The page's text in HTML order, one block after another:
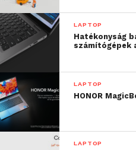
LAPTOP
Hatékonyság
számítógépek
LAPTOP
HONOR
LAPTOP